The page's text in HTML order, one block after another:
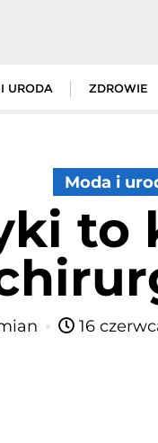
URODA ZDROWIE
Moda i
to
16